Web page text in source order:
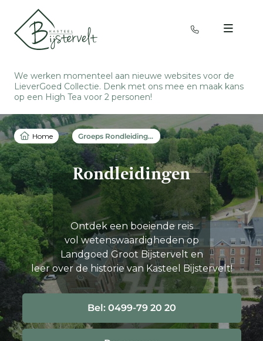
We werken momenteel aan nieuwe websites voor de
LieverGoed Collectie. Denk met ons mee en maak kans
op een High Tea voor 2 personen!
Home Groeps Rondleidingen
Rondleidingen
Ontdek een boeiende reis
vol wetenswaardigheden op
Landgoed Groot Bijstervelt en
leer over de historie van Kasteel Bijstervelt!
Bel: 0499-79 20 20